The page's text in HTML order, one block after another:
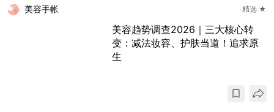
美容手帐 精选 ★
美容趋势调查2026｜三大核心转
变：减法妆容、护肤当道！追求原
生